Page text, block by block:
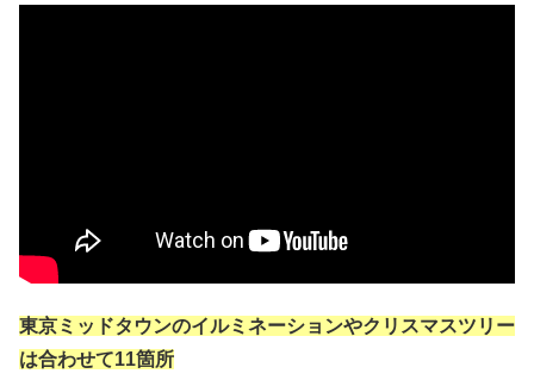
東京ミッドタウンのイルミネーションやクリスマスツリー
は合わせて11箇所